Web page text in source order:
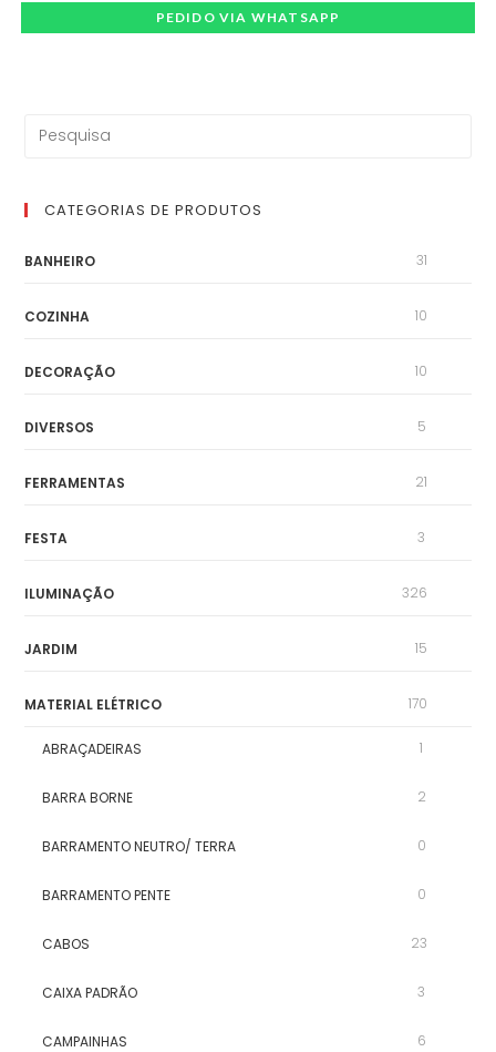
PEDIDO VIA WHATSAPP
CATEGORIAS DE PRODUTOS
BANHEIRO 31
COZINHA 10
DECORAÇÃO 10
DIVERSOS 5
FERRAMENTAS 21
FESTA 3
ILUMINAÇÃO 326
JARDIM 15
MATERIAL ELÉTRICO 170
ABRAÇADEIRAS 1
BARRA BORNE 2
BARRAMENTO NEUTRO/ TERRA 0
BARRAMENTO PENTE 0
CABOS 23
CAIXA PADRÃO 3
CAMPAINHAS 6